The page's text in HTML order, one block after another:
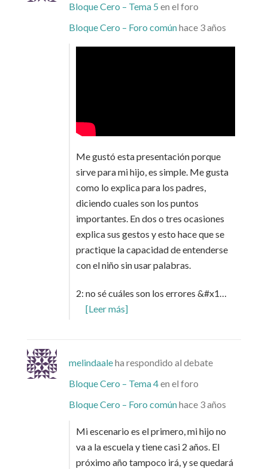
Bloque Cero – Tema 5 en el foro
Bloque Cero – Foro comúnhace 3 años
Me gustó esta presentación porque
sirve para mi hijo, es simple. Me gusta
como lo explica para los padres,
diciendo cuales son los puntos
importantes. En dos o tres ocasiones
explica sus gestos y esto hace que se
practique la capacidad de entenderse
con el niño sin usar palabras.
2: no sé cuáles son los errores &#x1…
[Leer más]
melindaaleha respondido al debate
Bloque Cero – Tema 4en el foro
Bloque Cero – Foro comúnhace 3 años
Mi escenario es el primero, mi hijo no
va a la escuela y tiene casi 2 años. El
próximo año tampoco irá, y se quedará